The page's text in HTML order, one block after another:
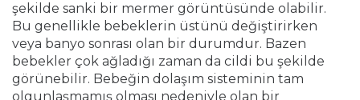
şekilde sanki bir mermer görüntüsünde olabilir.
Bu genellikle bebeklerin üstünü değiştirirken
veya banyo sonrası olan bir durumdur. Bazen
bebekler çok ağladığı zaman da cildi bu şekilde
görünebilir. Bebeğin dolaşım sisteminin tam
olgunlaşmamış olması nedeniyle olan bir